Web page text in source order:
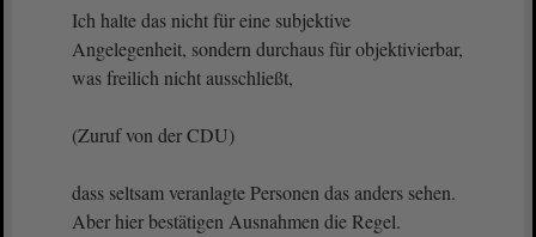
Ich halte das nicht für eine subjektive
Angelegenheit, sondern durchaus für objektivierbar,
was freilich nicht ausschließt,
(Zuruf von der CDU)
dass seltsam veranlagte Personen das anders sehen.
Aber hier bestätigen Ausnahmen die Regel.